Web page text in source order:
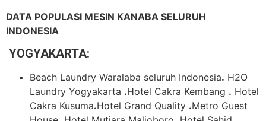
DATA POPULASI MESIN KANABA SELURUH
INDONESIA
YOGYAKARTA:
Beach Laundry Waralaba seluruh Indonesia. H2O
Laundry Yogyakarta .Hotel Cakra Kembang . Hotel
Cakra Kusuma.Hotel Grand Quality .Metro Guest